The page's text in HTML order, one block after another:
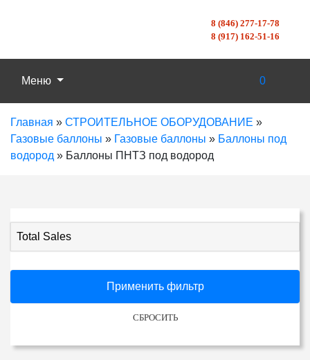
8 (846) 277-17-78
8 (917) 162-51-16
Меню 0
Главная » СТРОИТЕЛЬНОЕ ОБОРУДОВАНИЕ »
Газовые баллоны » Газовые баллоны » Баллоны под
водород » Баллоны ПНТЗ под водород
Total Sales
Применить фильтр
СБРОСИТЬ